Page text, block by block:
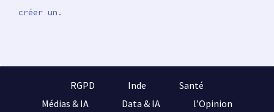
créer un.
RGPD Inde
Santé
Médias & IA
Data & IA
l’Opinion